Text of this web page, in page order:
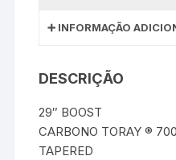
INFORMAÇÃO
DESCRIÇÃO
29″ BOOST
CARBONO TORAY ®
TAPERED